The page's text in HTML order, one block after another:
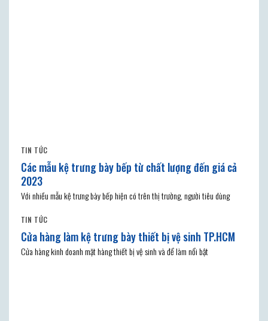
TIN TỨC
Các mẫu kệ trưng bày bếp từ chất lượng đến giá cả
2023
Với nhiều mẫu kệ trưng bày bếp hiện có trên thị trường, người tiêu dùng
TIN TỨC
Cửa hàng làm kệ trưng bày thiết bị vệ sinh TP.HCM
Cửa hàng kinh doanh mặt hàng thiết bị vệ sinh và để làm nổi bật